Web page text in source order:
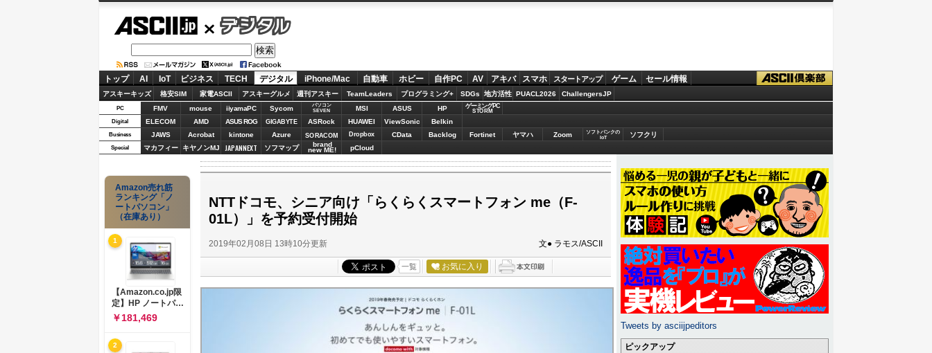
デジタル
トップ AI IoT ビジネス TECH デジタル iPhone/Mac 自動車 ホビー 自作PC AV アキバ スマホ スタートアップ ゲーム セール情報
アスキーキッズ 格安SIM 家電ASCII アスキーグルメ 週刊アスキー TeamLeaders プログラミング+ SDGs 地方活性 PUACL2026 ChallengersJP
PC FMV mouse iiyamaPC Sycom
パソコン
SEVEN
MSI ASUS HP ゲーミングPC
STORM
Digital ELECOM AMD ASUS ROG GIGABYTE ASRock HUAWEI ViewSonic Belkin
Business JAWS Acrobat kintone Azure SORACOM Dropbox CData Backlog Fortinet ヤマハ Zoom
ソフトバンクの
IoT
ソフクリ
Special マカフィー キヤノンMJ JAPANNEXT ソフマップ brand
new ME! pCloud
NTTドコモ、シニア向け「らくらくスマートフォン me（F-
01L）」を予約受付開始
2019年02月08日 13時10分更新 文● ラモス/ASCII
一覧 お気に入り
Amazon売れ筋
ランキング「ノ
ートパソコン」
（在庫あり）
1
【Amazon.co.jp限
定】HP ノートパソ
コン 15-fd 15.6イン
チ インテル Core 5
120U メモリ16GB
SSD512GB
￥181,469
2
Tweets by asciijpeditors
ピックアップ